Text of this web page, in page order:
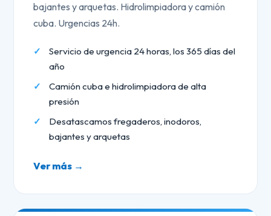
bajantes y arquetas. Hidrolimpiadora y camión
cuba. Urgencias 24h.
Servicio de urgencia 24 horas, los 365 días del
año
Camión cuba e hidrolimpiadora de alta
presión
Desatascamos fregaderos, inodoros,
bajantes y arquetas
Ver más →